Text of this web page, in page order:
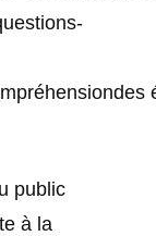
public
à la